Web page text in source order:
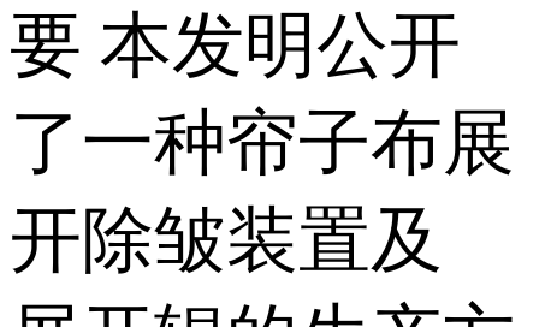
要 本发明公开
了一种帘子布展
开除皱装置及